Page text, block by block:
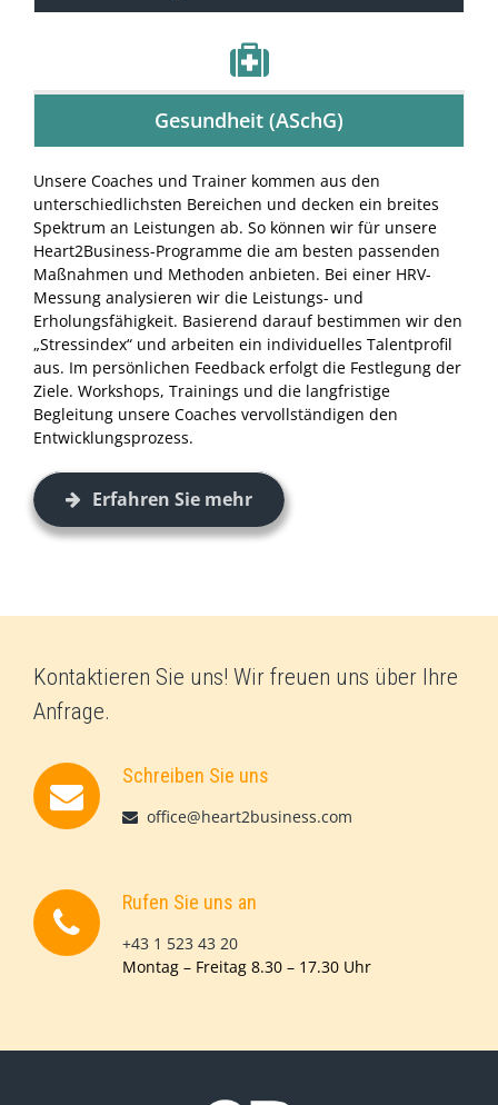
Gesundheit (ASchG)
Unsere Coaches und Trainer kommen aus den
unterschiedlichsten Bereichen und decken ein breites
Spektrum an Leistungen ab. So können wir für unsere
Heart2Business-Programme die am besten passenden
Maßnahmen und Methoden anbieten. Bei einer HRV-
Messung analysieren wir die Leistungs- und
Erholungsfähigkeit. Basierend darauf bestimmen wir den
„Stressindex“ und arbeiten ein individuelles Talentprofil
aus. Im persönlichen Feedback erfolgt die Festlegung der
Ziele. Workshops, Trainings und die langfristige
Begleitung unsere Coaches vervollständigen den
Entwicklungsprozess.
Erfahren Sie mehr
Kontaktieren Sie uns! Wir freuen uns über Ihre
Anfrage.
Schreiben Sie uns
office@heart2business.com
Rufen Sie uns an
+43 1 523 43 20
Montag – Freitag 8.30 – 17.30 Uhr